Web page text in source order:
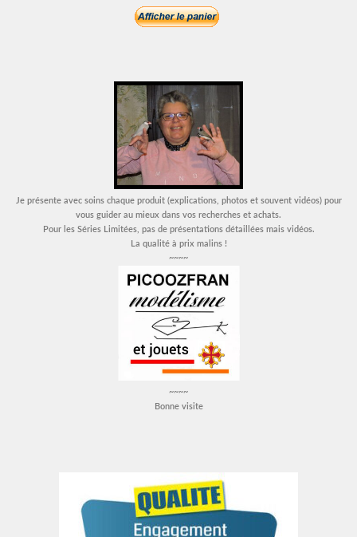
Je présente avec soins chaque produit (explications, photos et souvent vidéos) pour
vous guider au mieux dans vos recherches et achats.
Pour les Séries Limitées, pas de présentations détaillées mais vidéos.
La qualité à prix malins !
~~~~
~~~~
Bonne visite